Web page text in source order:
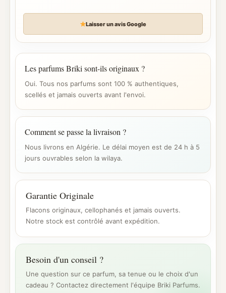
Laisser un avis Google
Les parfums Briki sont-ils originaux ?
Oui. Tous nos parfums sont 100 % authentiques,
scellés et jamais ouverts avant l'envoi.
Comment se passe la livraison ?
Nous livrons en Algérie. Le délai moyen est de 24 h à 5
jours ouvrables selon la wilaya.
Garantie Originale
Flacons originaux, cellophanés et jamais ouverts.
Notre stock est contrôlé avant expédition.
Besoin d'un conseil ?
Une question sur ce parfum, sa tenue ou le choix d'un
cadeau ? Contactez directement l'équipe Briki Parfums.